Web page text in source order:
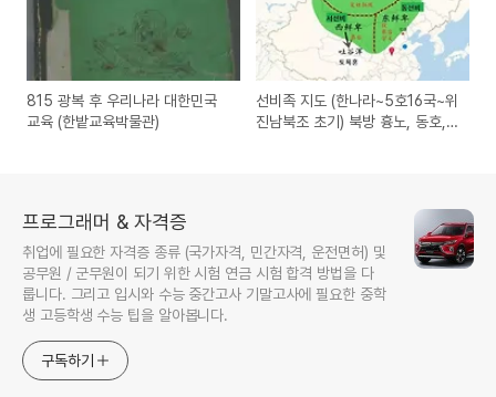
815 광복 후 우리나라 대한민국
교육 (한밭교육박물관)
선비족 지도 (한나라~5호16국~위
진남북조 초기) 북방 흉노, 동호,
프로그래머 & 자격증
취업에 필요한 자격증 종류 (국가자격, 민간자격, 운전면허) 및
공무원 / 군무원이 되기 위한 시험 연금 시험 합격 방법을 다
룹니다. 그리고 입시와 수능 중간고사 기말고사에 필요한 중학
생 고등학생 수능 팁을 알아봅니다.
구독하기